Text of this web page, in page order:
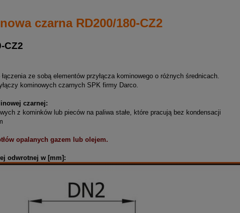
czarna RD200/180-CZ2
CZ2
ze sobą elementów przyłącza kominowego o różnych średnicach.
kominowych czarnych SPK firmy Darco.
czarnej:
z kominków lub pieców na paliwa stałe, które pracują bez kondensacji
opalanych gazem lub olejem.
odwrotnej w [mm]: